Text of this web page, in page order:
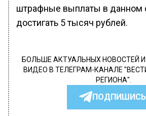
штрафные выплаты в данном
достигать 5 тысяч рублей.
БОЛЬШЕ АКТУАЛЬНЫХ НОВОСТЕЙ
ВИДЕО В ТЕЛЕГРАМ-КАНАЛЕ
РЕГИОНА".